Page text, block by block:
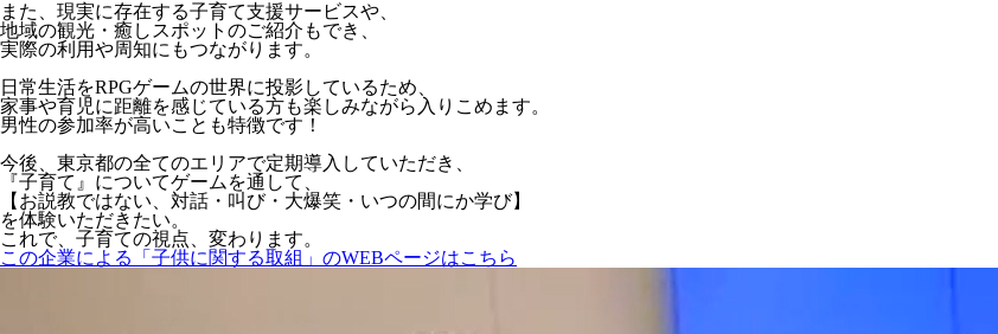
また、現実に存在する子育て支援サービスや、
地域の観光・癒しスポットのご紹介もでき、
実際の利用や周知にもつながります。
日常生活をRPGゲームの世界に投影しているため、
家事や育児に距離を感じている方も楽しみながら入りこめます。
男性の参加率が高いことも特徴です！
今後、東京都の全てのエリアで定期導入していただき、
『子育て』についてゲームを通して、
【お説教ではない、対話・叫び・大爆笑・いつの間にか学び】
を体験いただきたい。
これで、子育ての視点、変わります。
この企業による「子供に関する取組」のWEBページはこちら